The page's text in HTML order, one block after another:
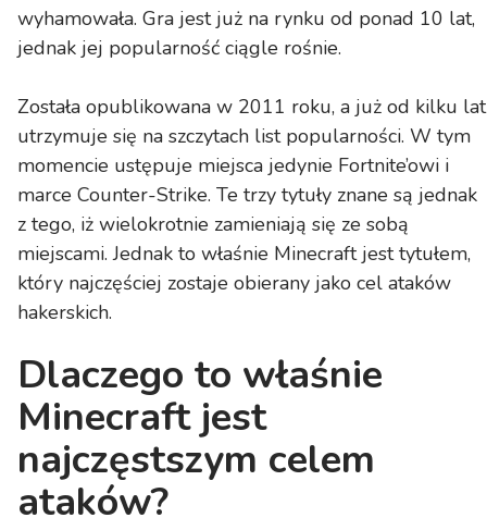
wyhamowała. Gra jest już na rynku od ponad 10 lat,
jednak jej popularność ciągle rośnie.
Została opublikowana w 2011 roku, a już od kilku lat
utrzymuje się na szczytach list popularności. W tym
momencie ustępuje miejsca jedynie Fortnite’owi i
marce Counter-Strike. Te trzy tytuły znane są jednak
z tego, iż wielokrotnie zamieniają się ze sobą
miejscami. Jednak to właśnie Minecraft jest tytułem,
który najczęściej zostaje obierany jako cel ataków
hakerskich.
Dlaczego to właśnie
Minecraft jest
najczęstszym celem
ataków?